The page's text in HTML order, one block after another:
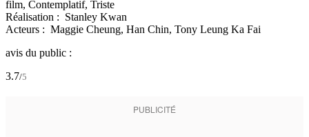
film, Contemplatif, Triste
Réalisation : Stanley Kwan
Acteurs : Maggie Cheung, Han Chin, Tony Leung Ka Fai
avis du public :
3.7/5